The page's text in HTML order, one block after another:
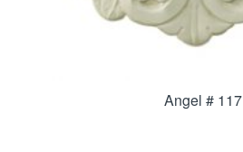
Angel # 117